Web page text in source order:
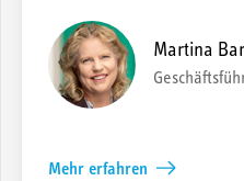
Martina
Mehr erfahren